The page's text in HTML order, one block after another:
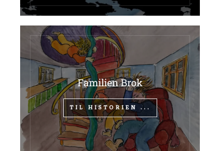
Familien Brok
TIL HISTORIEN ...